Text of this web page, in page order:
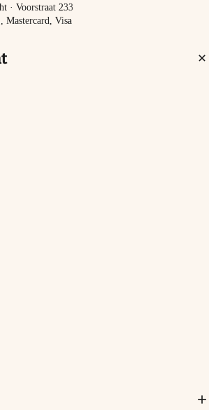
· Voorstraat 233
Mastercard, Visa